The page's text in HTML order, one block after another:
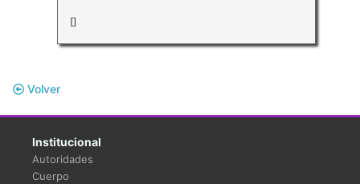
[]
Volver
Institucional
Autoridades
Cuerpo